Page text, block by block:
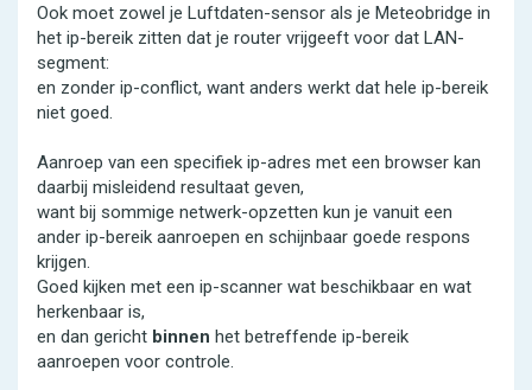
Ook moet zowel je Luftdaten-sensor als je Meteobridge in
het ip-bereik zitten dat je router vrijgeeft voor dat LAN-
segment:
en zonder ip-conflict, want anders werkt dat hele ip-bereik
niet goed.
Aanroep van een specifiek ip-adres met een browser kan
daarbij misleidend resultaat geven,
want bij sommige netwerk-opzetten kun je vanuit een
ander ip-bereik aanroepen en schijnbaar goede respons
krijgen.
Goed kijken met een ip-scanner wat beschikbaar en wat
herkenbaar is,
en dan gericht binnen het betreffende ip-bereik
aanroepen voor controle.